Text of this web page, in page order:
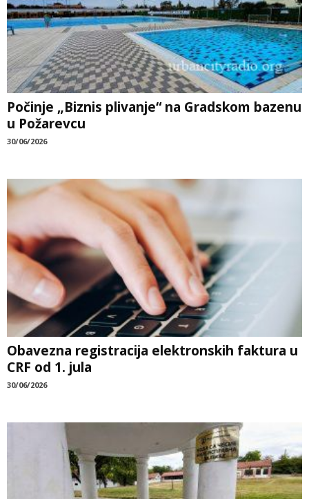
Počinje „Biznis plivanje“ na Gradskom bazenu
u Požarevcu
30/06/2026
Obavezna registracija elektronskih faktura u
CRF od 1. jula
30/06/2026